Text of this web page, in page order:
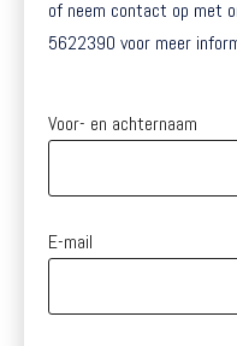
of neem contact op met
5622390 voor meer
Voor- en achternaam
E-mail